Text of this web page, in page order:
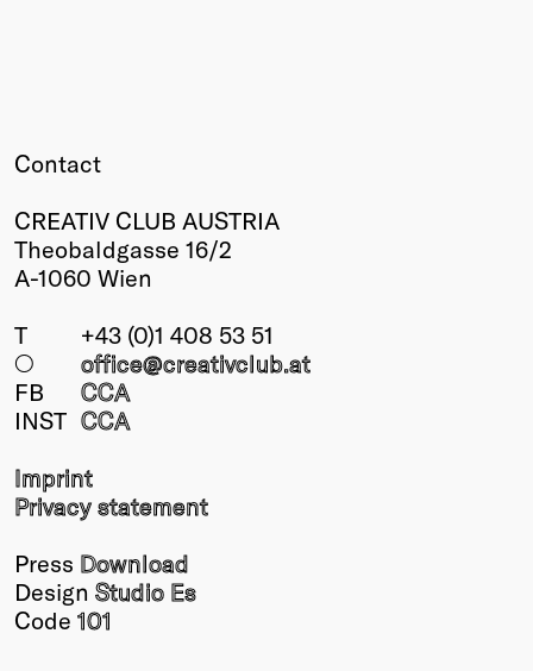
Contact
CREATIV CLUB AUSTRIA
Theobaldgasse 16/2
A-1060 Wien
T
+43 (0)1 408 53 51
○
office@creativclub.at
FB
CCA
INST CCA
Imprint
Privacy statement
Press Download
Design Studio Es
Code 101